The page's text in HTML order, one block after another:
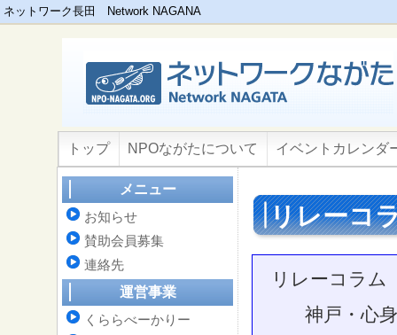
ネットワーク長田 Network NAGANA
トップ NPOながたについて イベントカレンダ
リレーコ
リレーコラム
神戸・心
メニュー
お知らせ
賛助会員募集
連絡先
運営事業
くららべーかりー